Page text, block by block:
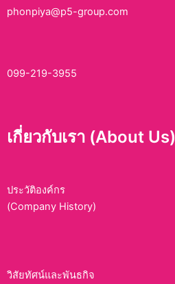
phonpiya@p5-group.com
099-219-3955
เกี่ยวกับเรา (About Us)
ประวัติองค์กร
(Company History)
วิสัยทัศน์และพันธกิจ